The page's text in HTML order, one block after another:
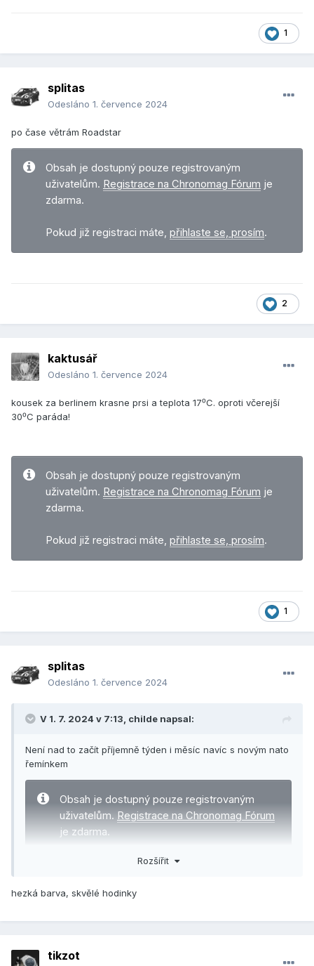
1
splitas
Odesláno 1. července 2024
po čase větrám Roadstar
Obsah je dostupný pouze registrovaným
uživatelům. Registrace na Chronomag Fórum je
zdarma.
Pokud již registraci máte, přihlaste se, prosím.
2
kaktusář
Odesláno 1. července 2024
kousek za berlinem krasne prsi a teplota 17⁰C. oproti včerejší
30⁰C paráda!
Obsah je dostupný pouze registrovaným
uživatelům. Registrace na Chronomag Fórum je
zdarma.
Pokud již registraci máte, přihlaste se, prosím.
1
splitas
Odesláno 1. července 2024
V 1. 7. 2024 v 7:13, childe napsal:
Není nad to začít příjemně týden i měsíc navíc s novým nato
řemínkem
Obsah je dostupný pouze registrovaným
uživatelům. Registrace na Chronomag Fórum
je zdarma.
Pokud již registraci máte,
Rozšířit
hezká barva, skvělé hodinky
tikzot